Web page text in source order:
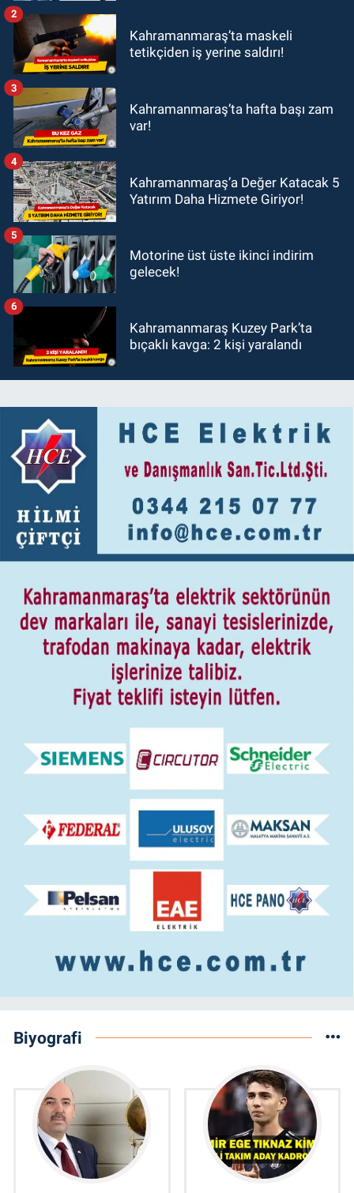
Kahramanmaraş’ta maskeli
tetikçiden iş yerine saldırı!
2
Kahramanmaraş’ta hafta başı zam
var!
3
Kahramanmaraş’a Değer Katacak 5
Yatırım Daha Hizmete Giriyor!
4
Motorine üst üste ikinci indirim
gelecek!
5
Kahramanmaraş Kuzey Park’ta
bıçaklı kavga: 2 kişi yaralandı
6
Biyografi